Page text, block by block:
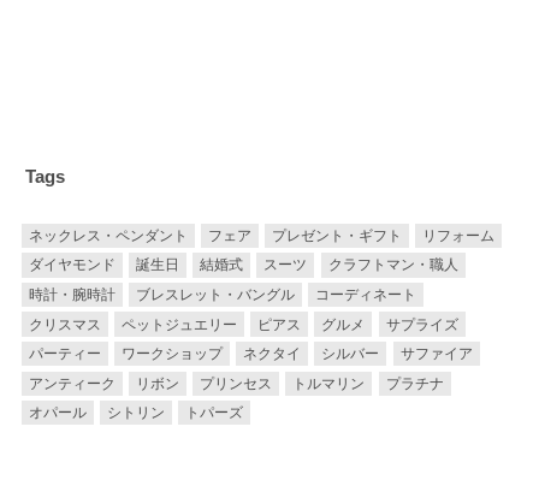
Tags
ネックレス・ペンダント フェア プレゼント・ギフト
リフォーム
ダイヤモンド
誕生日 結婚式 スーツ
クラフトマン・職人
時計・腕時計
ブレスレット・バングル
コーディネート
クリスマス
ペットジュエリー ピアス グルメ
サプライズ
パーティー
ワークショップ ネクタイ シルバー
サファイア
アンティーク
リボン プリンセス トルマリン
プラチナ
オパール
シトリン トパーズ